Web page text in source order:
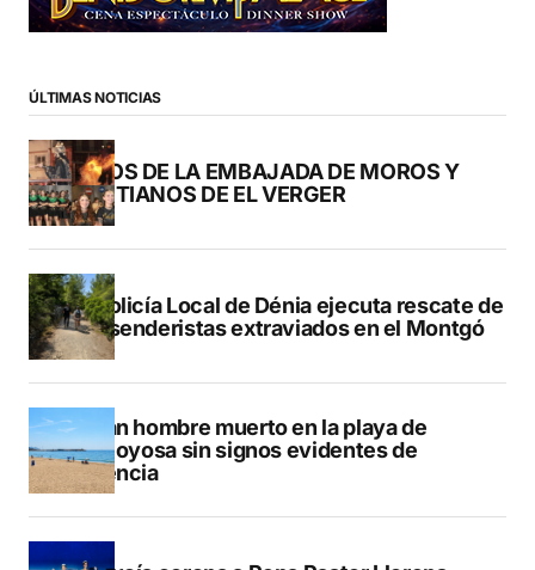
ÚLTIMAS NOTICIAS
FOTOS DE LA EMBAJADA DE MOROS Y
CRISTIANOS DE EL VERGER
La Policía Local de Dénia ejecuta rescate de
dos senderistas extraviados en el Montgó
Hallan hombre muerto en la playa de
Villajoyosa sin signos evidentes de
violencia